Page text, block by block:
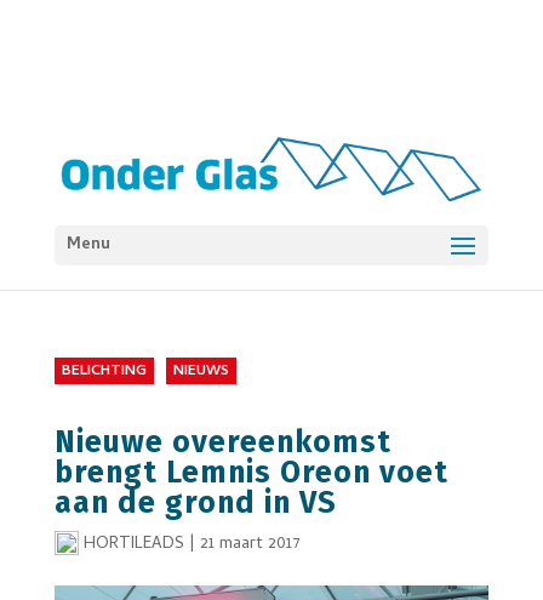
Menu
BELICHTING NIEUWS
Nieuwe overeenkomst
brengt Lemnis Oreon voet
aan de grond in VS
HORTILEADS | 21 maart 2017